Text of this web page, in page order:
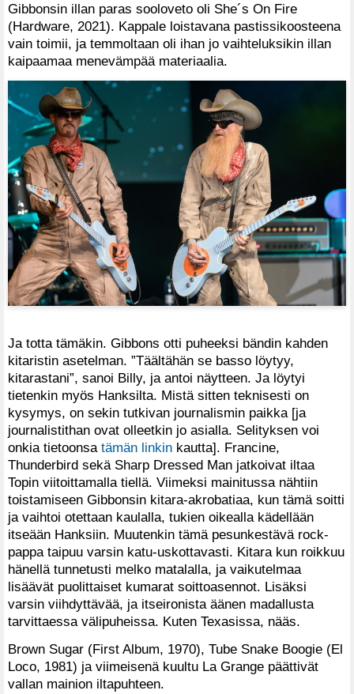
Gibbonsin illan paras sooloveto oli She´s On Fire
(Hardware, 2021). Kappale loistavana pastissikoosteena
vain toimii, ja temmoltaan oli ihan jo vaihteluksikin illan
kaipaamaa menevämpää materiaalia.
Ja totta tämäkin. Gibbons otti puheeksi bändin kahden
kitaristin asetelman. ”Täältähän se basso löytyy,
kitarastani”, sanoi Billy, ja antoi näytteen. Ja löytyi
tietenkin myös Hanksilta. Mistä sitten teknisesti on
kysymys, on sekin tutkivan journalismin paikka [ja
journalistithan ovat olleetkin jo asialla. Selityksen voi
onkia tietoonsa tämän linkin kautta]. Francine,
Thunderbird sekä Sharp Dressed Man jatkoivat iltaa
Topin viitoittamalla tiellä. Viimeksi mainitussa nähtiin
toistamiseen Gibbonsin kitara-akrobatiaa, kun tämä soitti
ja vaihtoi otettaan kaulalla, tukien oikealla kädellään
itseään Hanksiin. Muutenkin tämä pesunkestävä rock-
pappa taipuu varsin katu-uskottavasti. Kitara kun roikkuu
hänellä tunnetusti melko matalalla, ja vaikutelmaa
lisäävät puolittaiset kumarat soittoasennot. Lisäksi
varsin viihdyttävää, ja itseironista äänen madallusta
tarvittaessa välipuheissa. Kuten Texasissa, nääs.
Brown Sugar (First Album, 1970), Tube Snake Boogie (El
Loco, 1981) ja viimeisenä kuultu La Grange päättivät
vallan mainion iltapuhteen.